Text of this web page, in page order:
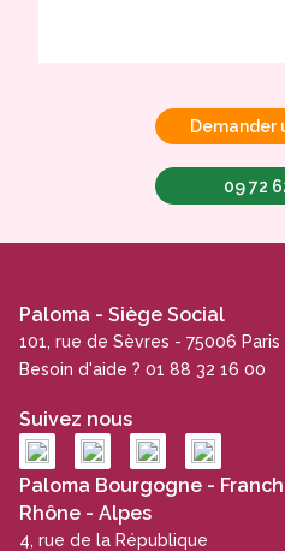
Demander
09 72
Paloma - Siège Social
101, rue de Sèvres - 75006 Paris
Besoin d'aide ? 01 88 32 16 00
Suivez nous
Paloma Bourgogne -
Rhône - Alpes
4, rue de la République